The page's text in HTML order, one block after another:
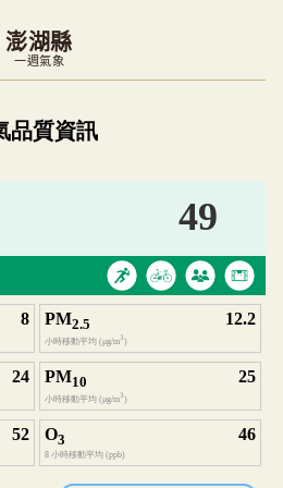
澎湖縣
一週氣象
為視覺預覽，完整即時空